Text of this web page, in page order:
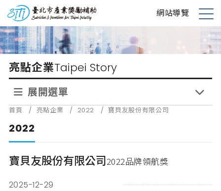
到
主
要
內
台北市產業獎勵補助 網站導覽
展
選
單
亮點企業Taipei Story
展開選單
首頁 / 亮點企業 / 2022 / 寶貝友股份有限公司
2022
寶貝友股份有限公司2022品牌領航獎
2025-12-29